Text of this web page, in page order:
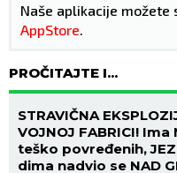
Naše aplikacije možete
AppStore
PROČITAJTE I...
STRAVIČNA
VOJNOJ FABRICI! Ima
teško povređenih,
dima nadvio se NAD